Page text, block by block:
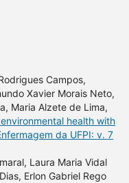
Campos,
Xavier Morais Neto,
Maria Alzete de Lima,
health with
da UFPI: v. 7
Laura Maria Vidal
Erlon Gabriel Rego